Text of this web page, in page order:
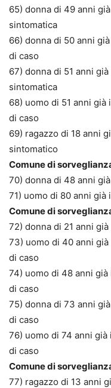
65) donna di 49 anni
sintomatica
66) donna di 50 anni
di caso
67) donna di 51 anni
sintomatica
68) uomo di 51 anni
di caso
69) ragazzo di 18 anni
sintomatico
Comune di
70) donna di 48 anni
71) uomo di 80 anni
Comune di
72) donna di 21 anni
73) uomo di 40 anni
di caso
74) uomo di 48 anni
di caso
75) donna di 73 anni
di caso
76) uomo di 74 anni
di caso
Comune di
77) ragazzo di 13 anni